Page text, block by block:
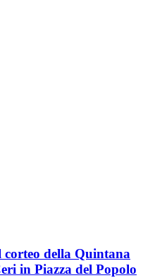
della Quintana
in Piazza del Popolo